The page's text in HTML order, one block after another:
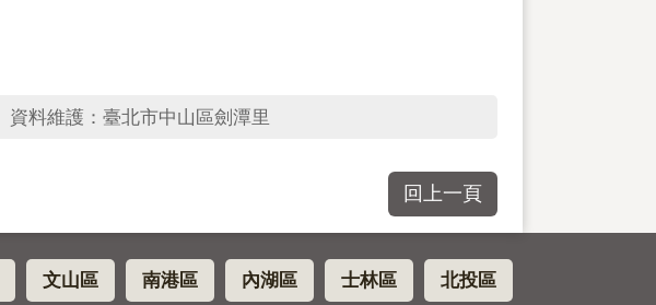
資料維護：臺北市中山區劍潭里
回上一頁
文山區 南港區 內湖區 士林區 北投區